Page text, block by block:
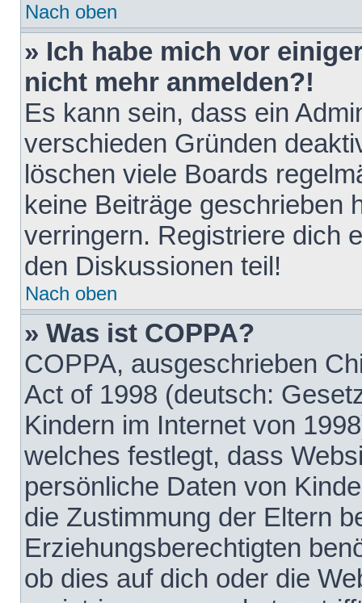
Nach oben
» Ich habe mich vor
nicht mehr anmelden?!
Es kann sein, dass ein
verschieden Gründen
löschen viele Boards
keine Beiträge geschrieben
verringern. Registriere dich
den Diskussionen teil!
Nach oben
» Was ist COPPA?
COPPA, ausgeschrieben
Act of 1998 (deutsch:
Kindern im Internet von
welches festlegt, dass
persönliche Daten von
die Zustimmung der Eltern
Erziehungsberechtigten
ob dies auf dich oder die